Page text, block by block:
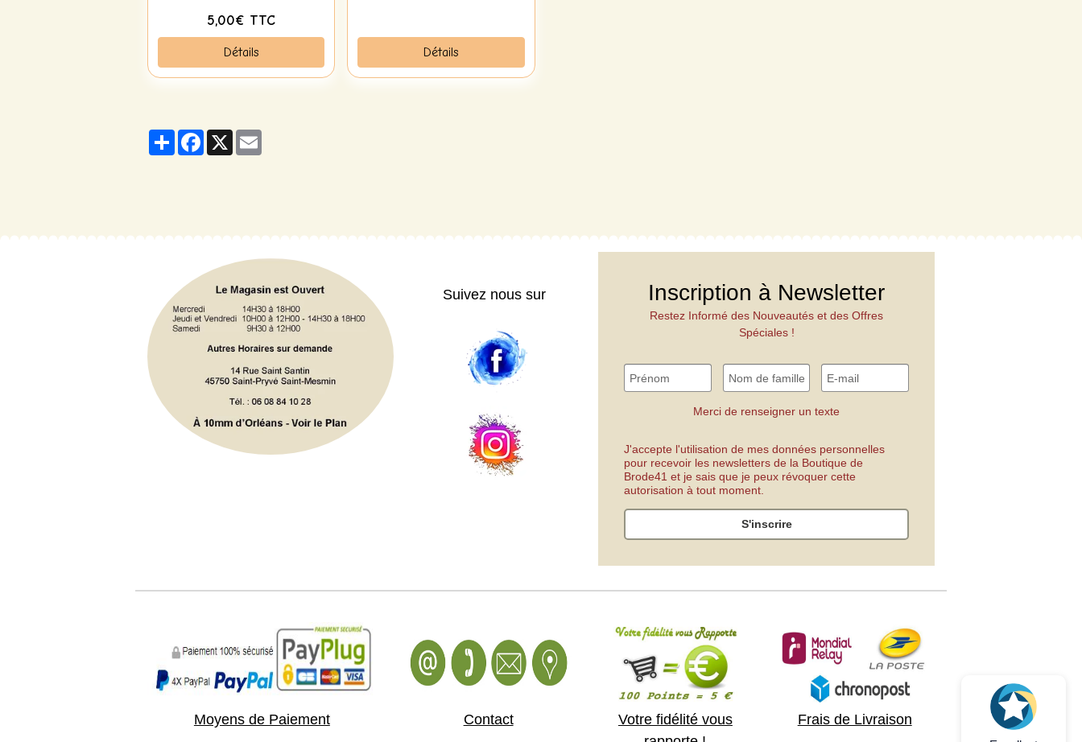
5,00€ TTC
Détails Détails
PartagerFacebook
X
Suivez nous sur Inscription à Newsletter
Restez Informé des Nouveautés et des Offres
Spéciales !
Merci de renseigner un texte
J'accepte l'utilisation de mes données personnelles
pour recevoir les newsletters de la Boutique de
Brode41 et je sais que je peux révoquer cette
autorisation à tout moment.
S'inscrire
Moyens de Paiement Contact
Votre fidélité vous
Frais de Livraison